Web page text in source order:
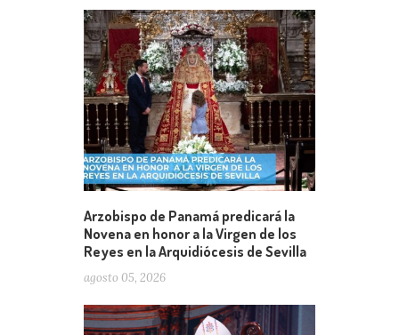
Arzobispo de Panamá predicará la
Novena en honor a la Virgen de los
Reyes en la Arquidiócesis de Sevilla
agosto 05, 2026